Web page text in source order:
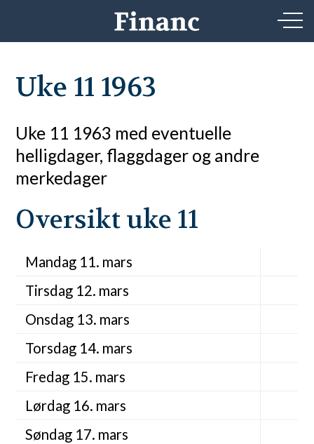
Uke 11 1963
Uke 11 1963 med eventuelle
helligdager, flaggdager og andre
merkedager
Oversikt uke 11
Mandag 11. mars
Tirsdag 12. mars
Onsdag 13. mars
Torsdag 14. mars
Fredag 15. mars
Lørdag 16. mars
Søndag 17. mars